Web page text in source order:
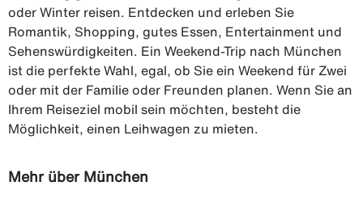
oder Winter reisen. Entdecken und erleben Sie
Romantik, Shopping, gutes Essen, Entertainment und
Sehenswürdigkeiten. Ein Weekend-Trip nach München
ist die perfekte Wahl, egal, ob Sie ein Weekend für Zwei
oder mit der Familie oder Freunden planen. Wenn Sie an
Ihrem Reiseziel mobil sein möchten, besteht die
Möglichkeit, einen Leihwagen zu mieten.
Mehr über München